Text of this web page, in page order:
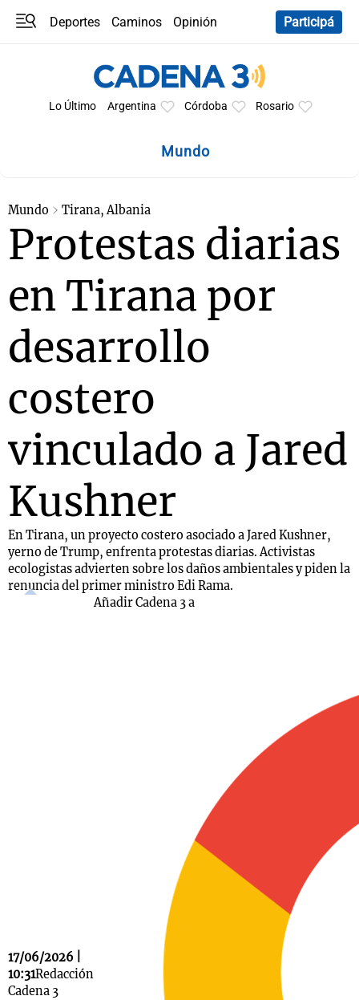
Deportes Caminos
Opinión
Participá
Lo Último Argentina Córdoba Rosario
Mundo
Mundo Tirana, Albania
Protestas diarias
en Tirana por
desarrollo
costero
vinculado a Jared
Kushner
En Tirana, un proyecto costero asociado a Jared Kushner,
yerno de Trump, enfrenta protestas diarias. Activistas
ecologistas advierten sobre los daños ambientales y piden la
renuncia del primer ministro Edi Rama.
17/06/2026 |
10:31Redacción
Cadena 3
Añadir Cadena 3 a